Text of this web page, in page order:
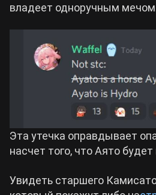
Все игры
владеет одноручным
Эта утечка оправдывает
насчет того, что Аято
Увидеть старшего